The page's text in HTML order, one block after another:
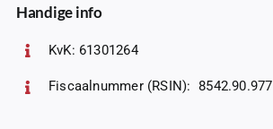
Handige info
KvK: 61301264
Fiscaalnummer (RSIN): 8542.90.977